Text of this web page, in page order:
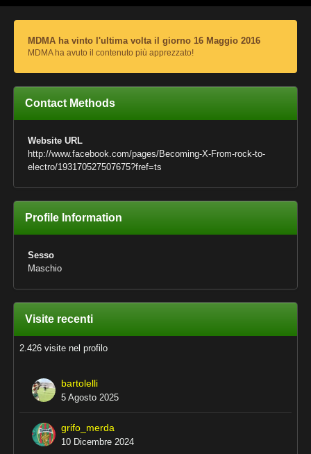
MDMA ha vinto l'ultima volta il giorno 16 Maggio 2016
MDMA ha avuto il contenuto più apprezzato!
Contact Methods
Website URL
http://www.facebook.com/pages/Becoming-X-From-rock-to-
electro/193170527507675?fref=ts
Profile Information
Sesso
Maschio
Visite recenti
2.426 visite nel profilo
bartolelli
5 Agosto 2025
grifo_merda
10 Dicembre 2024